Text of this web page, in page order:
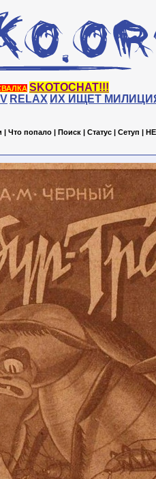
SKOTOCHAT!!!
RELAX ИХ ИЩЕТ
| Что попало | Поиск | Статус | Сетуп |